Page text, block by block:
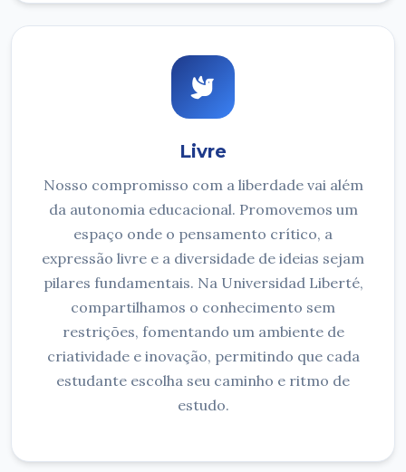
Livre
Nosso compromisso com a liberdade vai além
da autonomia educacional. Promovemos um
espaço onde o pensamento crítico, a
expressão livre e a diversidade de ideias sejam
pilares fundamentais. Na Universidad Liberté,
compartilhamos o conhecimento sem
restrições, fomentando um ambiente de
criatividade e inovação, permitindo que cada
estudante escolha seu caminho e ritmo de
estudo.